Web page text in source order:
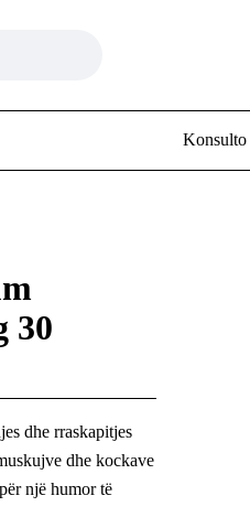
Konsulto
30
dhe rraskapitjes
dhe kockave
një humor të